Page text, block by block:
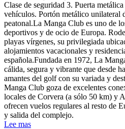
Clase de seguridad 3. Puerta
vehículos. Portón metálico unilateral
peatonal.La Manga Club es uno de
deportivos y de ocio de Europa.
playas vírgenes, su privilegiada
alojamientos vacacionales y
española.Fundada en 1972, La
cálida, segura y vibrante que desde
amantes del golf con su variada y
Manga Club goza de excelentes
locales de Corvera (a sólo 50 km) y
ofrecen vuelos regulares al resto de
y salida del complejo.
Lee mas